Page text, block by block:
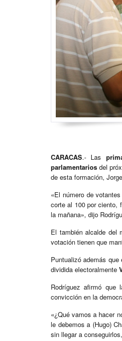
CARACAS.- Las
parlamentarios del
de esta formación,
«El número de
corte al 100 por ciento,
la mañana», dijo
El también alcalde del
votación tienen que
Puntualizó además
dividida electoralmente
Rodríguez afirmó que
convicción en la
«¿Qué vamos a hacer
le debemos a (Hugo)
sin llegar a